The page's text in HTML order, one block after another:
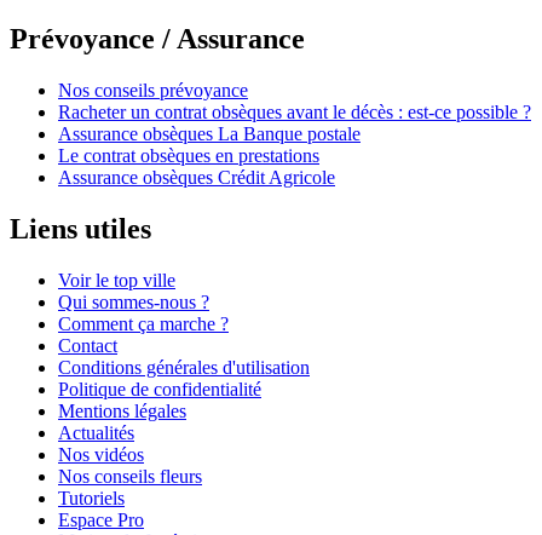
Prévoyance / Assurance
Nos conseils prévoyance
Racheter un contrat obsèques avant le décès : est-ce possible ?
Assurance obsèques La Banque postale
Le contrat obsèques en prestations
Assurance obsèques Crédit Agricole
Liens utiles
Voir le top ville
Qui sommes-nous ?
Comment ça marche ?
Contact
Conditions générales d'utilisation
Politique de confidentialité
Mentions légales
Actualités
Nos vidéos
Nos conseils fleurs
Tutoriels
Espace Pro